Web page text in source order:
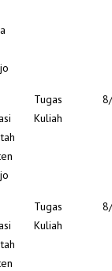
Tugas
Kuliah
Tugas
Kuliah